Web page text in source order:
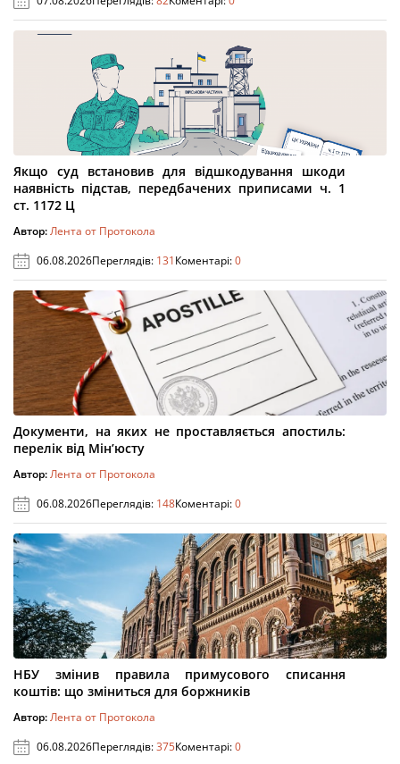
Якщо суд встановив для відшкодування шкоди
наявність підстав, передбачених приписами ч. 1
ст. 1172 Ц
Автор:Лента от Протокола
06.08.2026Переглядів: 131Коментарі:0
Документи, на яких не проставляється апостиль:
перелік від Мін’юсту
Автор:Лента от Протокола
06.08.2026Переглядів: 148Коментарі:0
НБУ змінив правила примусового списання
коштів: що зміниться для боржників
Автор:Лента от Протокола
06.08.2026Переглядів:375Коментарі:0